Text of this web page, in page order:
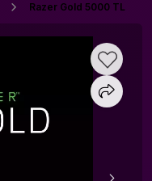
Razer Gold 5000 TL